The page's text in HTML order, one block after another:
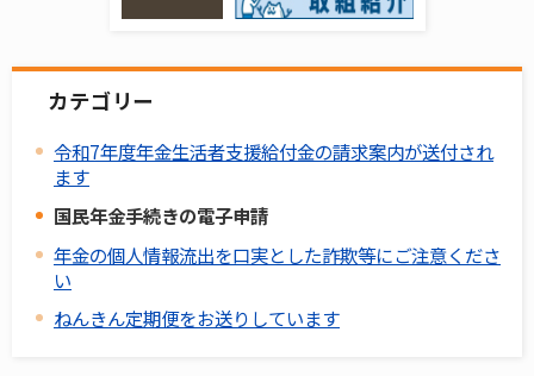
カテゴリー
令和7年度年金生活者支援給付金の請求案内が送付され
ます
国民年金手続きの電子申請
年金の個人情報流出を口実とした詐欺等にご注意くださ
い
ねんきん定期便をお送りしています